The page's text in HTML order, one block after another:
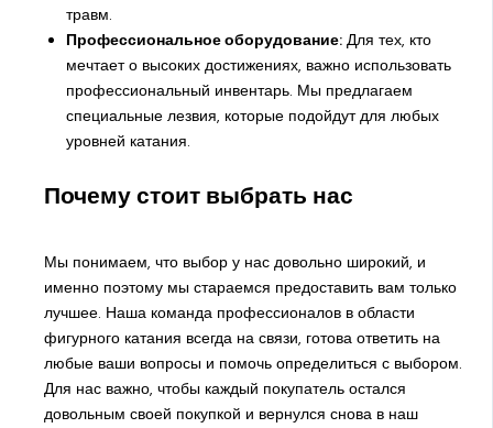
травм.
Профессиональное оборудование:Для тех, кто
мечтает о высоких достижениях, важно использовать
профессиональный инвентарь. Мы предлагаем
специальные лезвия, которые подойдут для любых
уровней катания.
Почему стоит выбрать нас
Мы понимаем, что выбор у нас довольно широкий, и
именно поэтому мы стараемся предоставить вам только
лучшее. Наша команда профессионалов в области
фигурного катания всегда на связи, готова ответить на
любые ваши вопросы и помочь определиться с выбором.
Для нас важно, чтобы каждый покупатель остался
довольным своей покупкой и вернулся снова в наш